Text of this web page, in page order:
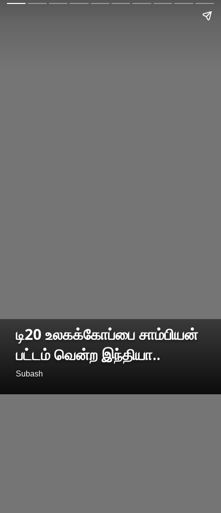
டி20 உலகக்கோப்பை சாம்பியன்
பட்டம் வென்ற இந்தியா..
Subash